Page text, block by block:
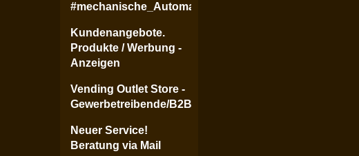
#mechanische_Automaten#Vintage#Klappenautomaten
Kundenangebote.
Produkte / Werbung -
Anzeigen
Vending Outlet Store -
Gewerbetreibende/B2B
Neuer Service!
Beratung via Mail